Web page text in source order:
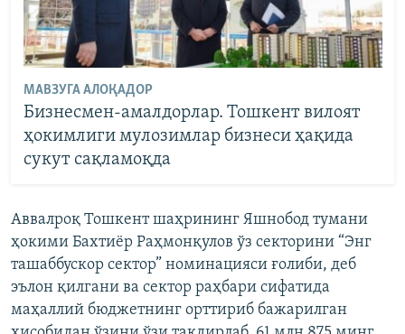
МАВЗУГА АЛОҚАДОР
Бизнесмен-амалдорлар. Тошкент вилоят
ҳокимлиги мулозимлар бизнеси ҳақида
сукут сақламоқда
Аввалроқ Тошкент шаҳрининг Яшнобод тумани
ҳокими Бахтиёр Раҳмонқулов ўз секторини “Энг
ташаббускор сектор” номинацияси ғолиби, деб
эълон қилгани ва сектор раҳбари сифатида
маҳаллий бюджетнинг орттириб бажарилган